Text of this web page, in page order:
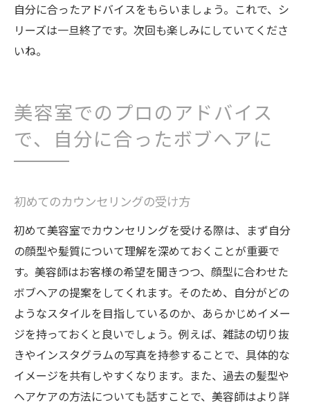
自分に合ったアドバイスをもらいましょう。これで、シ
リーズは一旦終了です。次回も楽しみにしていてくださ
いね。
美容室でのプロのアドバイス
で、自分に合ったボブヘアに
初めてのカウンセリングの受け方
初めて美容室でカウンセリングを受ける際は、まず自分
の顔型や髪質について理解を深めておくことが重要で
す。美容師はお客様の希望を聞きつつ、顔型に合わせた
ボブヘアの提案をしてくれます。そのため、自分がどの
ようなスタイルを目指しているのか、あらかじめイメー
ジを持っておくと良いでしょう。例えば、雑誌の切り抜
きやインスタグラムの写真を持参することで、具体的な
イメージを共有しやすくなります。また、過去の髪型や
ヘアケアの方法についても話すことで、美容師はより詳